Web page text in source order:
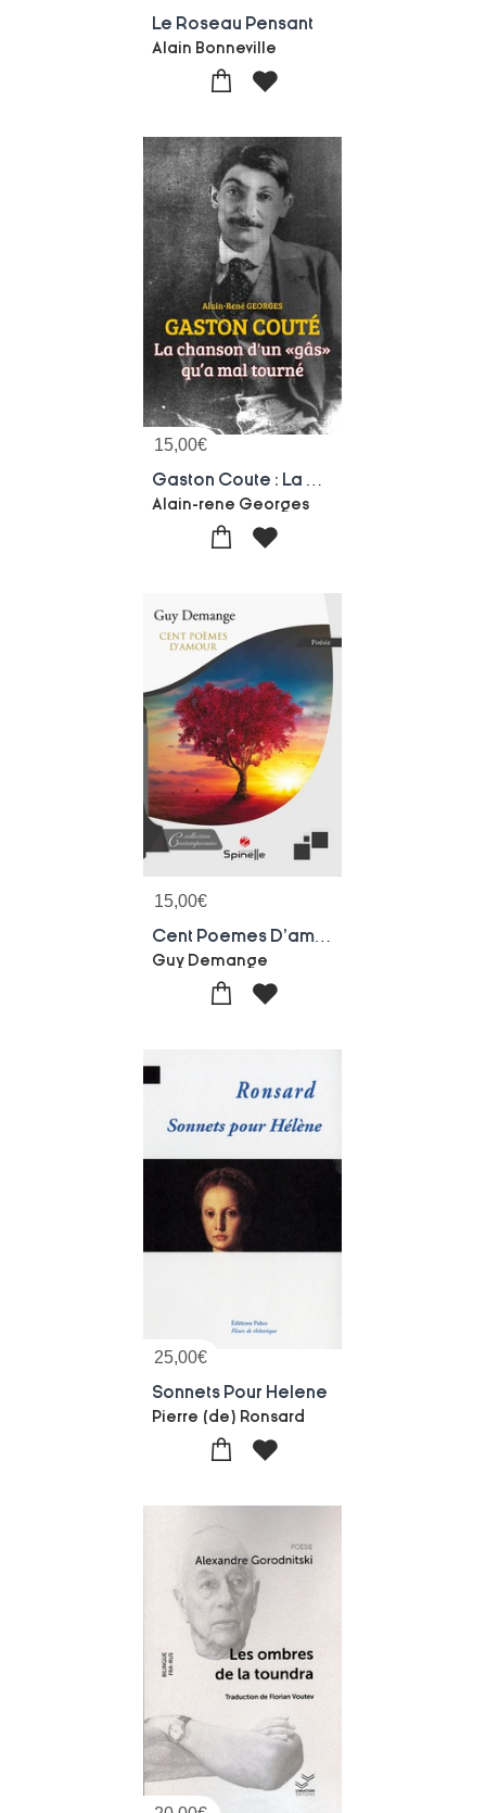
Le Roseau Pensant
Alain Bonneville
15,00€
Alain-rene Georges
15,00€
Guy Demange
25,00€
Sonnets Pour Helene
Pierre (de) Ronsard